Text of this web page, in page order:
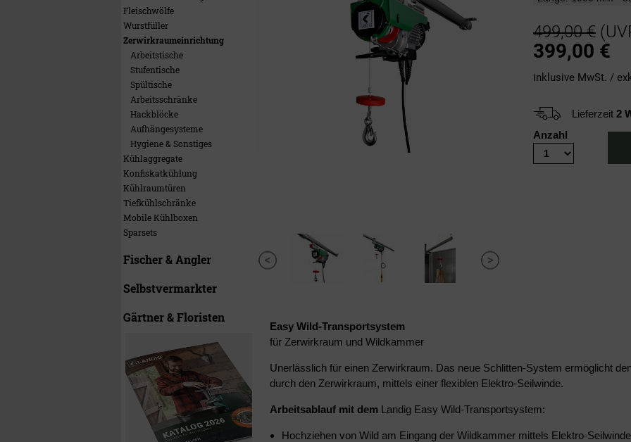
Fleischwölfe
Wurstfüller
Zerwirkraumeinrichtung
Arbeitstische
Stufentische
Spültische
Arbeitsschränke
Hackblöcke
Aufhängesysteme
Hygiene & Sonstiges
Kühlaggregate
Konfiskatkühlung
Kühlraumtüren
Tiefkühlschränke
Mobile Kühlboxen
Sparsets
Fischer & Angler
Selbstvermarkter
Gärtner & Floristen
499,00 €
399,00 €
inklusive MwSt. /
Lieferzeit 2
Anzahl
Easy Wild-Transportsystem
für Zerwirkraum und Wildkammer
Unerlässlich für einen Zerwirkraum. Das neue Schlitten-System ermöglicht
durch den Zerwirkraum, mittels einer flexiblen Elektro-Seilwinde.
Arbeitsablauf mit dem Landig Easy Wild-Transportsystem:
Hochziehen von Wild am Eingang der Wildkammer mittels Elektro-Seilwinde